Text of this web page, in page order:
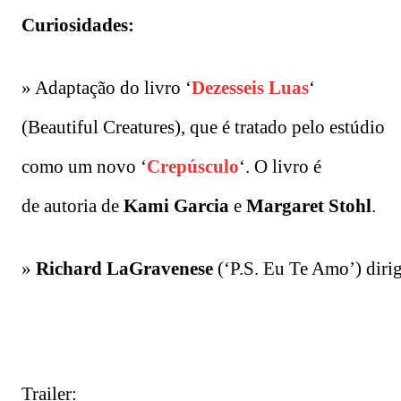
Curiosidades:
» Adaptação do livro ‘Dezesseis Luas‘
(Beautiful Creatures), que é tratado pelo estúdio
como um novo ‘Crepúsculo‘. O livro é
de autoria de Kami Garcia e Margaret Stohl.
» Richard LaGravenese (‘P.S. Eu Te Amo’)
Trailer: